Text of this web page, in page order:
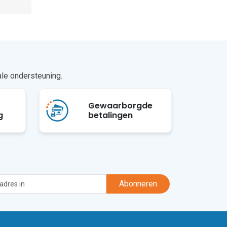
ondersteuning.
Gewaarborgde
betalingen
Abonneren